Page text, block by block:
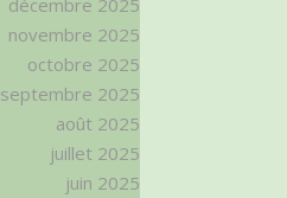
novembre 2025
octobre 2025
septembre 2025
août 2025
juillet 2025
juin 2025